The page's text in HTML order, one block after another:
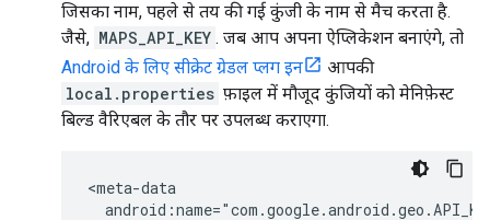
जिसका नाम, पहले से तय की गई कुंजी के नाम से मैच करता है.
जैसे, MAPS_API_KEY . जब आप अपना ऐप्लिकेशन बनाएंगे, तो
Android के लिए सीक्रेट ग्रेडल प्लग इन
आपकी
local.properties फ़ाइल में मौजूद कुंजियों को मेनिफ़ेस्ट
बिल्ड वैरिएबल के तौर पर उपलब्ध कराएगा.